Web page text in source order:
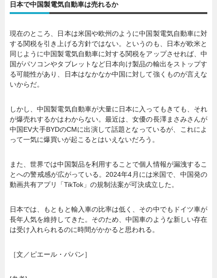
日本で中国製電気自動車は売れるか
現在のところ、日本は米国や欧州のように中国製電気自動車に対
する関税を引き上げる方針ではない。というのも、日本が欧米と
同じように中国製電気自動車に対する関税をアップさせれば、中
国がパソコンやタブレットなど日本向け製品の輸出をストップす
る可能性があり、日本はなかなか中国に対して強くものが言えな
いからだ。
しかし、中国製電気自動車が大量に日本に入ってもきても、それ
が爆売れするかはわからない。最近は、女優の長澤まさみさんが
中国EV大手BYDのCMに出演して話題となっているが、これによ
って一気に爆買いが起こるとはいえないだろう。
また、世界では中国製品を利用することで個人情報が漏洩するこ
とへの警戒感が広がっている。2024年4月には米国で、中国発の
動画共有アプリ「TikTok」の規制法案が可決成立した。
日本では、もともと輸入車の比率は低く、その中でもドイツ車が
長年人気を維持してきた。そのため、中国車のような新しい存在
は受け入れられるのに時間がかかると思われる。
［文／ピエール・パパン］